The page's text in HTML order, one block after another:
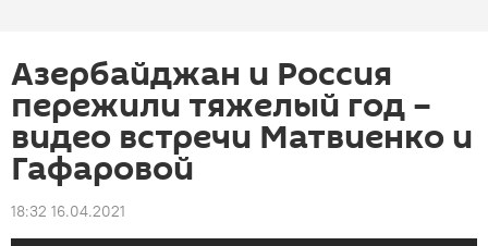
Азербайджан и Россия
пережили тяжелый год –
видео встречи Матвиенко и
Гафаровой
18:32 16.04.2021